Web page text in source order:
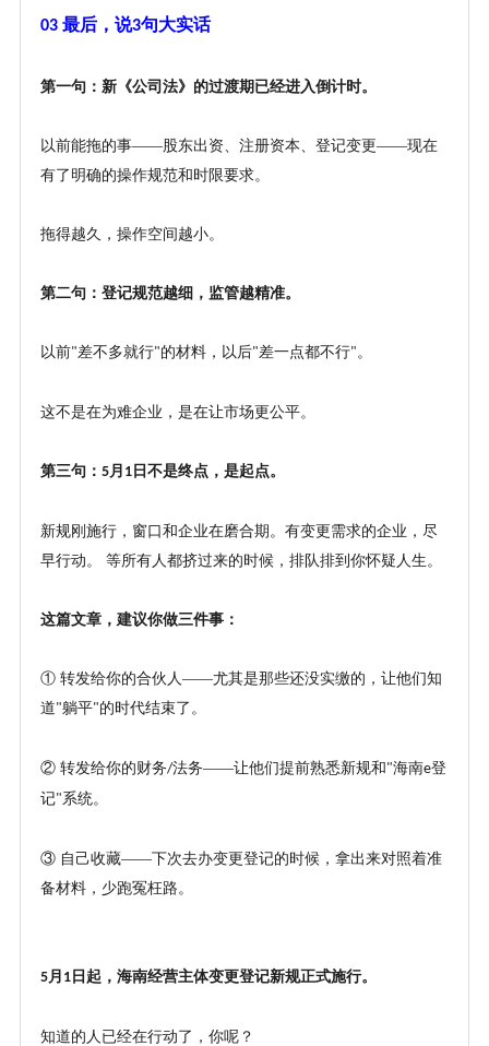
03 最后，说3句大实话
第一句：新《公司法》的过渡期已经进入倒计时。
以前能拖的事——股东出资、注册资本、登记变更——现在
有了明确的操作规范和时限要求。
拖得越久，操作空间越小。
第二句：登记规范越细，监管越精准。
以前"差不多就行"的材料，以后"差一点都不行" 。
这不是在为难企业，是在让市场更公平。
第三句： 5月 1日不是终点，是起点。
新规刚施行，窗口和企业在磨合期。有变更需求的企业，尽
早行动。
等所有人都挤过来的时候，排队排到你怀疑人生。
这篇文章，建议你做三件事：
① 转发给你的合伙人——尤其是那些还没实缴的，让他们知
道"躺平"的时代结束了。
② 转发给你的财务/法务——让他们提前熟悉新规和 "海南e登
记" 系统。
③ 自己收藏——下次去办变更登记的时候，拿出来对照着准
备材料，少跑冤枉路。
5月 1日起，海南经营主体变更登记新规正式施行。
知道的人已经在行动了，你呢？